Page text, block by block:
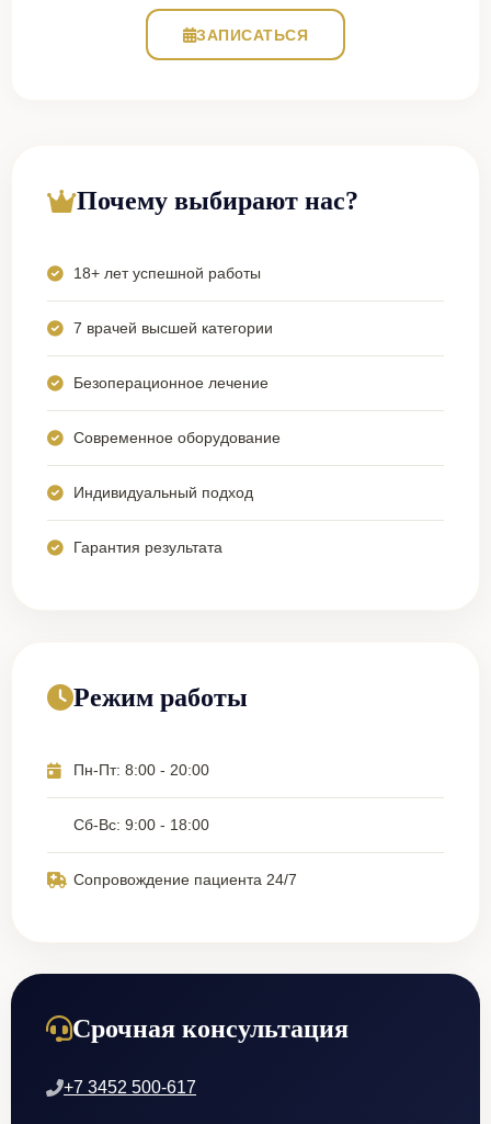
ЗАПИСАТЬСЯ
Почему выбирают нас?
18+ лет успешной работы
7 врачей высшей категории
Безоперационное лечение
Современное оборудование
Индивидуальный подход
Гарантия результата
Режим работы
Пн-Пт: 8:00 - 20:00
Сб-Вс: 9:00 - 18:00
Сопровождение пациента 24/7
Срочная консультация
+7 3452 500-617